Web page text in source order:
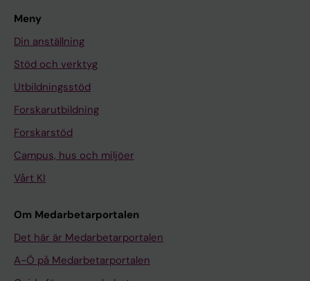
Meny
Din anställning
Stöd och verktyg
Utbildningsstöd
Forskarutbildning
Forskarstöd
Campus, hus och miljöer
Vårt KI
Om Medarbetarportalen
Det här är Medarbetarportalen
A-Ö på Medarbetarportalen